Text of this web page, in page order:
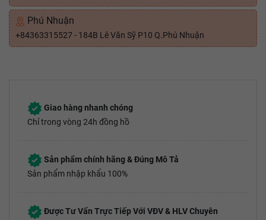
Phú Nhuận
+84363315527 - 184B Lê Văn Sỹ P10 Q.Phú Nhuận
Giao hàng nhanh chóng
Chỉ trong vòng 24h đồng hồ
Sản phẩm chính hãng & Đúng Mô Tả
Sản phẩm nhập khẩu 100%
Được Tư Vấn Trực Tiếp Với VĐV & HLV Chuyên